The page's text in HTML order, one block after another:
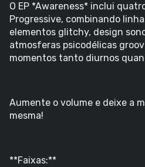
O EP *Awareness* inclui
Progressive, combinando
elementos glitchy, design
atmosferas psicodélicas
momentos tanto diurnos
Aumente o volume e deixe a
mesma!
**Faixas:**